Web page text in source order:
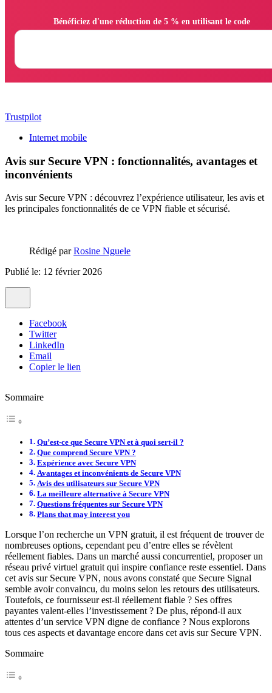
Trustpilot
Internet mobile
Avis sur Secure VPN : fonctionnalités, avantages et
inconvénients
Avis sur Secure VPN : découvrez l’expérience utilisateur, les avis et
les principales fonctionnalités de ce VPN fiable et sécurisé.
Rédigé parRosine Nguele
Publié le: 12 février 2026
Facebook
Twitter
LinkedIn
Email
Copier le lien
Sommaire
Qu’est-ce que Secure VPN et à quoi sert-il ?
Que comprend Secure VPN ?
Expérience avec Secure VPN
Avantages et inconvénients de Secure VPN
Avis des utilisateurs sur Secure VPN
La meilleure alternative à Secure VPN
Questions fréquentes sur Secure VPN
Plans that may interest you
Lorsque l’on recherche un VPN gratuit, il est fréquent de trouver de
nombreuses options, cependant peu d’entre elles se révèlent
réellement fiables. Dans un marché aussi concurrentiel, proposer un
réseau privé virtuel gratuit qui inspire confiance reste essentiel. Dans
cet avis sur Secure VPN, nous avons constaté que Secure Signal
semble avoir convaincu, du moins selon les retours des utilisateurs.
Toutefois, ce fournisseur est-il réellement fiable ? Ses offres
payantes valent-elles l’investissement ? De plus, répond-il aux
attentes d’un service VPN digne de confiance ? Nous explorons
tous ces aspects et davantage encore dans cet avis sur Secure VPN.
Sommaire